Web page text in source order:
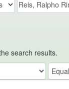
search results.